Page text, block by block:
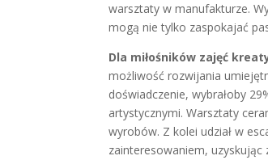
warsztaty w manufakturze.
mogą nie tylko zaspokajać
Dla miłośników zajęć
możliwość rozwijania
doświadczenie, wybrałoby
artystycznymi. Warsztaty
wyrobów. Z kolei udział w
zainteresowaniem, uzyskując